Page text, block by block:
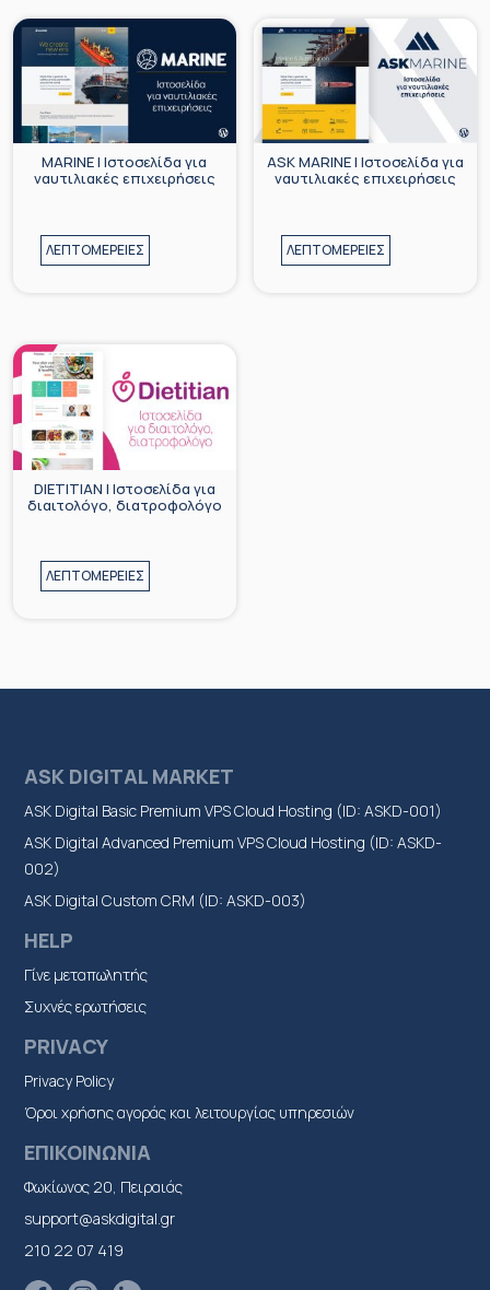
MARINE | Iστοσελίδα για
ναυτιλιακές επιχειρήσεις
ΛΕΠΤΟΜΕΡΕΙΕΣ
ASK MARINE | Iστοσελίδα για
ναυτιλιακές επιχειρήσεις
ΛΕΠΤΟΜΕΡΕΙΕΣ
DIETITIAN | Ιστοσελίδα για
διαιτολόγο, διατροφολόγο
ΛΕΠΤΟΜΕΡΕΙΕΣ
ASK DIGITAL MARKET
ASK Digital Basic Premium VPS Cloud Hosting (ID: ASKD-001)
ASK Digital Advanced Premium VPS Cloud Hosting (ID: ASKD-
002)
ASK Digital Custom CRM (ID: ASKD-003)
HELP
Γίνε μεταπωλητής
Συχνές ερωτήσεις
PRIVACY
Privacy Policy
Όροι χρήσης αγοράς και λειτουργίας υπηρεσιών
ΕΠΙΚΟΙΝΩΝΙΑ
Φωκίωνος 20, Πειραιάς
support@askdigital.gr
210 22 07 419